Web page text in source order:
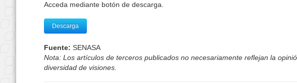
Acceda mediante botón de descarga.
Descarga
Fuente: SENASA
Nota: Los artículos de terceros publicados no necesariamente reflejan la
diversidad de visiones.